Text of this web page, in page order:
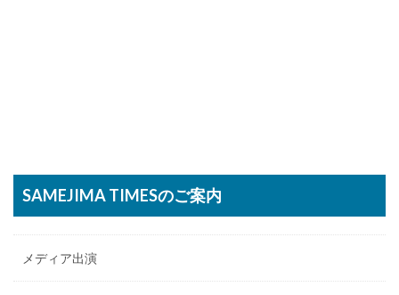
SAMEJIMA TIMESのご案内
メディア出演